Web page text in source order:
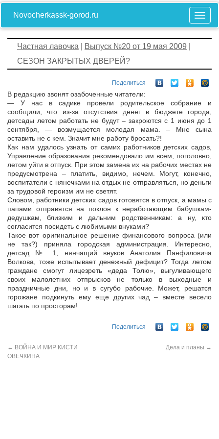
Novocherkassk-gorod.ru
Частная лавочка Выпуск №20 от 19 мая 2009
СЕЗОН ЗАКРЫТЫХ ДВЕРЕЙ?
Поделиться
В редакцию звонят озабоченные читатели:
— У нас в садике провели родительское собрание и
сообщили, что из-за отсутствия денег в бюджете города,
детсады летом работать не будут – закроются с 1 июня до 1
сентября, — возмущается молодая мама. – Мне сына
оставить не с кем. Значит мне работу бросать?!
Как нам удалось узнать от самих работников детских садов,
Управление образования рекомендовало им всем, поголовно,
летом уйти в отпуск. При этом замена их на рабочих местах не
предусмотрена – платить, видимо, нечем. Могут, конечно,
воспитатели с нянечками на отдых не отправляться, но деньги
за трудовой героизм им не светят.
Словом, работники детских садов готовятся в отпуск, а мамы с
папами отправятся на поклон к неработающим бабушкам-
дедушкам, близким и дальним родственникам: а ну, кто
согласится посидеть с любимыми внуками?
Такое вот оригинальное решение финансового вопроса (или
не так?) приняла городская администрация. Интересно,
детсад № 1, нянчащий внуков Анатолия Панфиловича
Волкова, тоже испытывает денежный дефицит? Тогда летом
граждане смогут лицезреть «деда Толю», выгуливающего
своих малолетних отпрысков не только в выходные и
праздничные дни, но и в сугубо рабочие. Может, решатся
горожане подкинуть ему еще других чад – вместе весело
шагать по просторам!
Поделиться
← ВОЙНА И МИР КИСТИ
ОВЕЧКИНА
Дела и планы →